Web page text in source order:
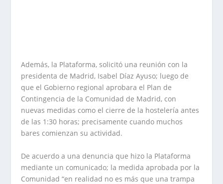
Además, la Plataforma, solicitó una reunión con la
presidenta de Madrid, Isabel Díaz Ayuso; luego de
que el Gobierno regional aprobara el Plan de
Contingencia de la Comunidad de Madrid, con
nuevas medidas como el cierre de la hostelería antes
de las 1:30 horas; precisamente cuando muchos
bares comienzan su actividad.
De acuerdo a una denuncia que hizo la Plataforma
mediante un comunicado; la medida aprobada por la
Comunidad “en realidad no es más que una trampa